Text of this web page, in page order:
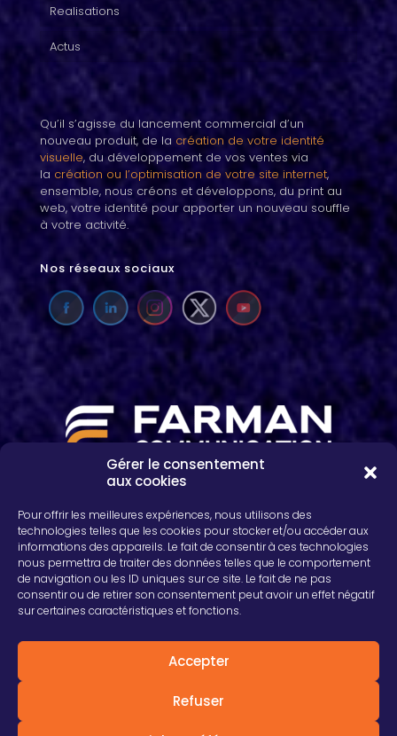
Gérer le consentement
aux cookies
Pour offrir les meilleures expériences, nous utilisons des
technologies telles que les cookies pour stocker et/ou accéder aux
informations des appareils. Le fait de consentir à ces technologies
nous permettra de traiter des données telles que le comportement
de navigation ou les ID uniques sur ce site. Le fait de ne pas
consentir ou de retirer son consentement peut avoir un effet négatif
sur certaines caractéristiques et fonctions.
Accepter
Refuser
Realisations
Actus
Qu’il s’agisse du lancement commercial d’un
nouveau produit, de la création de votre identité
visuelle, du développement de vos ventes via
la création ou l’optimisation de votre site internet,
ensemble, nous créons et développons, du print au
web, votre identité pour apporter un nouveau souffle
à votre activité.
Nos réseaux sociaux
2, rue Léon Patoux, CS 50001
51664 REIMS cedex
03 26 04 75 24
© 2019 Farman V2. Tous droits réservés.